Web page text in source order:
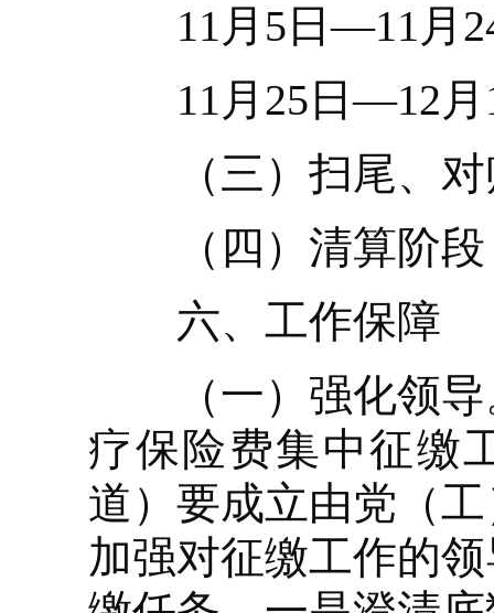
11月5日—11月24
11月25日—12月
（三）扫尾、对
（四）清算阶段
六、工作保障
（一）强化领导
疗保险费集中征缴
道）要成立由党（
加强对征缴工作的